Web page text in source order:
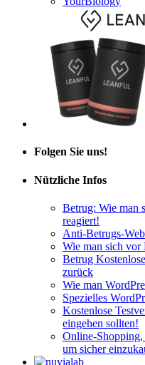
Folgen Sie uns!
Nützliche Infos
Betrug: Wie man
Anti-Betrugs-
Wie man sich vor
Betrug
zurück
Wie man
Spezielles
Kostenlose
eingehen sollten!
Online-Shopping,
um sicher
Alle Rechte vorbehalten ©